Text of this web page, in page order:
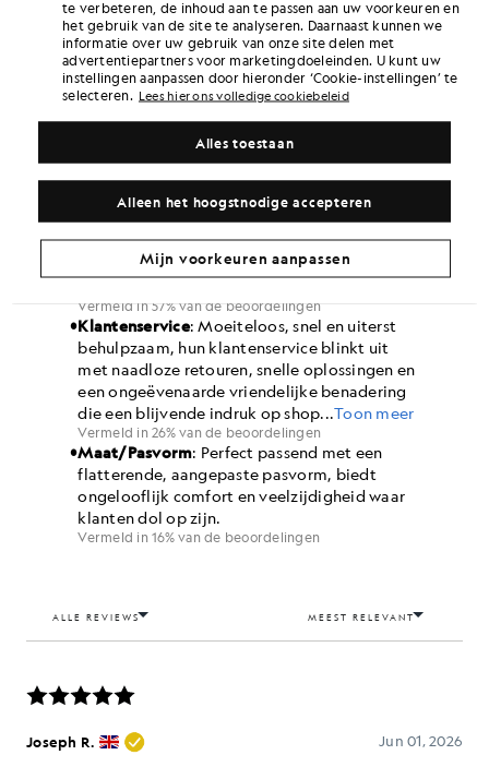
te verbeteren, de inhoud aan te passen aan uw voorkeuren en
het gebruik van de site te analyseren. Daarnaast kunnen we
informatie over uw gebruik van onze site delen met
advertentiepartners voor marketingdoeleinden. U kunt uw
instellingen aanpassen door hieronder ‘Cookie-instellingen’ te
selecteren.
Lees hier ons volledige cookiebeleid
Alleen het hoogstnodige accepteren
Alles toestaan
Mijn voorkeuren aanpassen